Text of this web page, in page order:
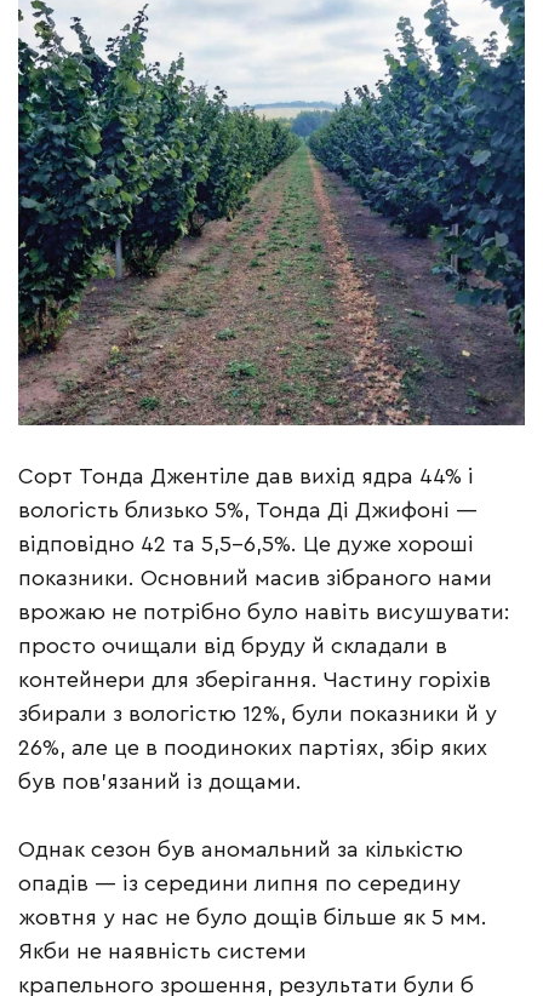
Сорт Тонда Джентіле дав вихід ядра 44% і
вологість близько 5%, Тонда Ді Джифоні —
відповідно 42 та 5,5-6,5%. Це дуже хороші
показники. Основний масив зібраного нами
врожаю не потрібно було навіть висушувати:
просто очищали від бруду й складали в
контейнери для зберігання. Частину горіхів
збирали з вологістю 12%, були показники й у
26%, але це в поодиноких партіях, збір яких
був пов’язаний із дощами.
Однак сезон був аномальний за кількістю
опадів — із середини липня по середину
жовтня у нас не було дощів більше як 5 мм.
Якби не наявність системи
крапельного зрошення, результати були б